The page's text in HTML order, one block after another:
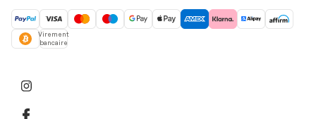
Virement
bancaire